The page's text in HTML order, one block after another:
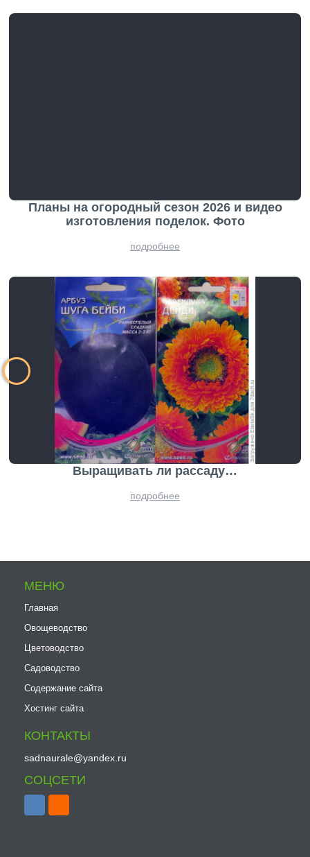
Планы на огородный сезон 2026 и видео
изготовления поделок. Фото
подробнее
Выращивать ли рассаду…
подробнее
МЕНЮ
Главная
Овощеводство
Цветоводство
Садоводство
Содержание сайта
Хостинг сайта
КОНТАКТЫ
sadnaurale@yandex.ru
СОЦСЕТИ